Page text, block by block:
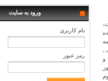
ورود به سایت
نام کاربری
رمز عبور
،
و